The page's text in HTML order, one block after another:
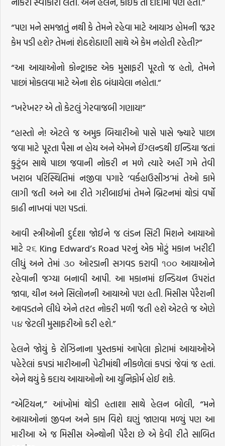
“પણ મને સમજાતું નથી કે તેમને રહેવા માટે આયાઝ હોમની જરૂર
કેમ પડી હશે? તેમનાં શેઠશેઠાણી સાથે એ કેમ નહોતી રહેતી?”
“આ આયાઓનો કોન્ટ્રાક્ટ એક મુસાફરી પૂરતો જ હતો, તેમને
પાછાં મોકલવા માટે એના શેઠ બંધાયેલા નહોતા.”
“ખરેખર? એ તો કેટલું ગેરવાજબી ગણાય!”
“હાસ્તો ને! એટલે જ અમુક બિચારીઓ પાસે પાસે જ્યારે પાછા
જવા માટે પૂરતા પૈસા ન હોય અને એમને ઈંગ્લન્ડથી ઇન્ડિયા જતાં
કુટુંબ સાથે પાછા જવાની નોકરી ન મળે ત્યારે અહીં ગમે તેવી
ખરાબ પરિસ્થિતિમાં નજીવા પગારે ‘વર્કહાઉસીઝ’માં તેઓ કામે
લાગી જતી અને આ રીતે ગરીબાઈમાં તેમને બ્રિટનમાં થોડાં વર્ષો
કાઢી નાખવાં પણ પડતાં.
આવી સ્ત્રીઓની દુર્દશા જોઈને જ લંડન સિટી મિશને આયાઓ
માટે ૨૬ King Edward’s Road પરનું એક મોટું મકાન ખરીદી
લીધું અને તેમાં ૩૦ ઓરડાની સગવડ કરાવી ૧૦૦ આયાઓને
રહેવાની જગ્યા બનાવી આપી. આ મકાનમાં ઇન્ડિયન ઉપરાંત
જાવા, ચીન અને સિલોનની આયાઓ પણ હતી. મિસીસ પેરૈરાની
આવડતને લીધે એને તરત નોકરી મળી જતી હશે એટલે જ એણે
૫૪ જેટલી મુસાફરીઓ કરી હશે.”
હેલને જોયું કે રોઝિનાના પુસ્તકમાં આપેલા ફોટામાં આયાઓેએ
પહેરેલાં કપડાં મારીઆની પેટીમાંથી નીકળેલાં કપડાં જેવાં જ હતાં.
એને થયું કે કદાચ આયાઓનો આ યુનિફોર્મ હોઈ શકે.
“એટિયન,” આંખોમાં થોડી હતાશા સાથે હેલન બોલી, “મને
આયાઓનાં જીવન અને કામ વિશે ઘણું જાણવા મળ્યું પણ આ
મારીઆ એ જ મિસીસ એન્થોની પેરૈરા છે એ કેવી રીતે સાબિત